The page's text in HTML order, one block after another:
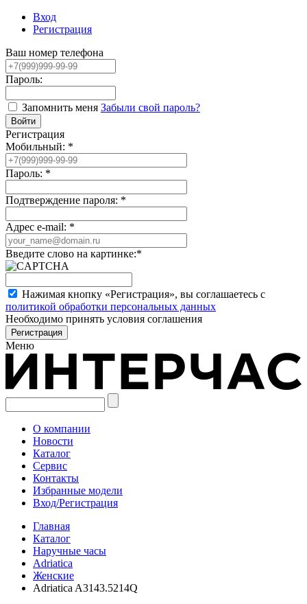
Вход
Регистрация
Ваш номер телефона
Пароль:
Запомнить меня Забыли свой пароль?
Регистрация
Мобильный: *
Пароль: *
Подтверждение пароля: *
Адрес e-mail: *
Введите слово на картинке:*
Нажимая кнопку «Регистрация», вы соглашаетесь с
политикой обработки персональных данных
Необходимо принять условия соглашения
Меню
О компании
Новости
Каталог
Сервис
Контакты
Избранные модели
Вход/Регистрация
Главная
Каталог
Наручные часы
Adriatica
Женские
Adriatica A3143.5214Q